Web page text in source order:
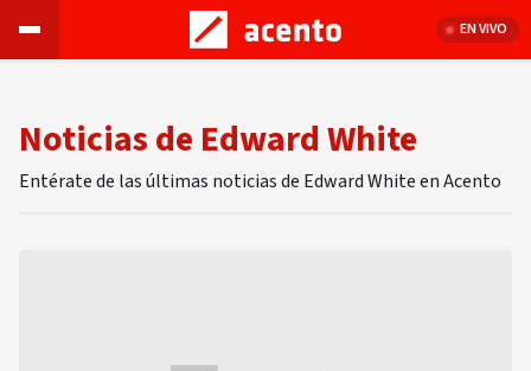
EN VIVO
Noticias de Edward White
Entérate de las últimas noticias de Edward White en Acento